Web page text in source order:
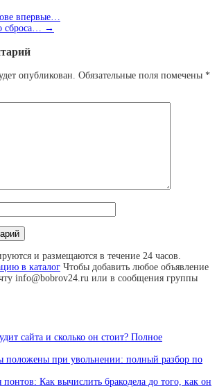
впервые…
сброса…
→
опубликован. Обязательные поля помечены *
и размещаются в течение 24 часов.
Чтобы добавить любое объявление
info@bobrov24.ru или в сообщения группы
сайта и сколько он стоит? Полное
положены при увольнении: полный разбор по
Как вычислить бракодела до того, как он